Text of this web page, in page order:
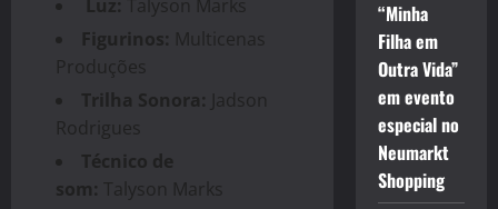
Luz: Talyson Marks
Figurinos: Multicenas
Produções
Trilha Sonora: Jadson
Rodrigues
Técnico de
som: Talyson Marks
“Minha
Filha em
Outra Vida”
em evento
especial no
Neumarkt
Shopping